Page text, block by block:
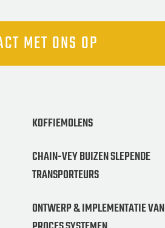
MET ONS OP
KOFFIEMOLENS
CHAIN-VEY BUIZEN SLEPENDE
TRANSPORTEURS
ONTWERP & IMPLEMENTATIE VAN